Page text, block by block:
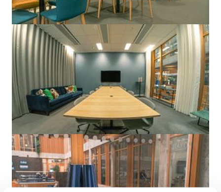
För frilansare eller mindre företag som inte vill hyra ett eget kontorsrum
finns möjlighet att hyra bland coworking spacets olika medlemskap
istället hyra en fast eller flexplats i de öppna coworking ytorna. Som
medlem hos United Spaces får man alltid tillgång till deras övriga
anläggningar och service som finns.
Hos United Spaces i Västra hamnen arrangeras varje vecka events och
seminarier som hyresgästerna här får ta del av kostnadsfritt.
I huset finns också ett lyxigt Story Hotel om man är inresande eller har
inresande som besöker kontoret.
Varmt välkommen till ett av Malmös häftigaste kontorshotell!
Storlek på anläggningen
1 700 m²